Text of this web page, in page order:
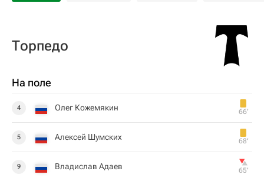
Торпедо
На поле
4 Олег Кожемякин 66‎’‎
5 Алексей Шумских 68‎’‎
9 Владислав Адаев 65‎’‎